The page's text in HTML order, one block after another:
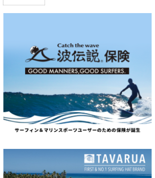
たっちー
まっきー
三輪予報士
上田純子
上條将美